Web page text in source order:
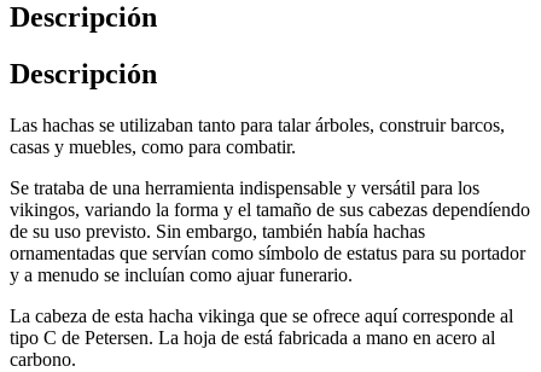
Descripción
Descripción
Las hachas se utilizaban tanto para talar árboles, construir barcos,
casas y muebles, como para combatir.
Se trataba de una herramienta indispensable y versátil para los
vikingos, variando la forma y el tamaño de sus cabezas dependíendo
de su uso previsto. Sin embargo, también había hachas
ornamentadas que servían como símbolo de estatus para su portador
y a menudo se incluían como ajuar funerario.
La cabeza de esta hacha vikinga que se ofrece aquí corresponde al
tipo C de Petersen. La hoja de está fabricada a mano en acero al
carbono.